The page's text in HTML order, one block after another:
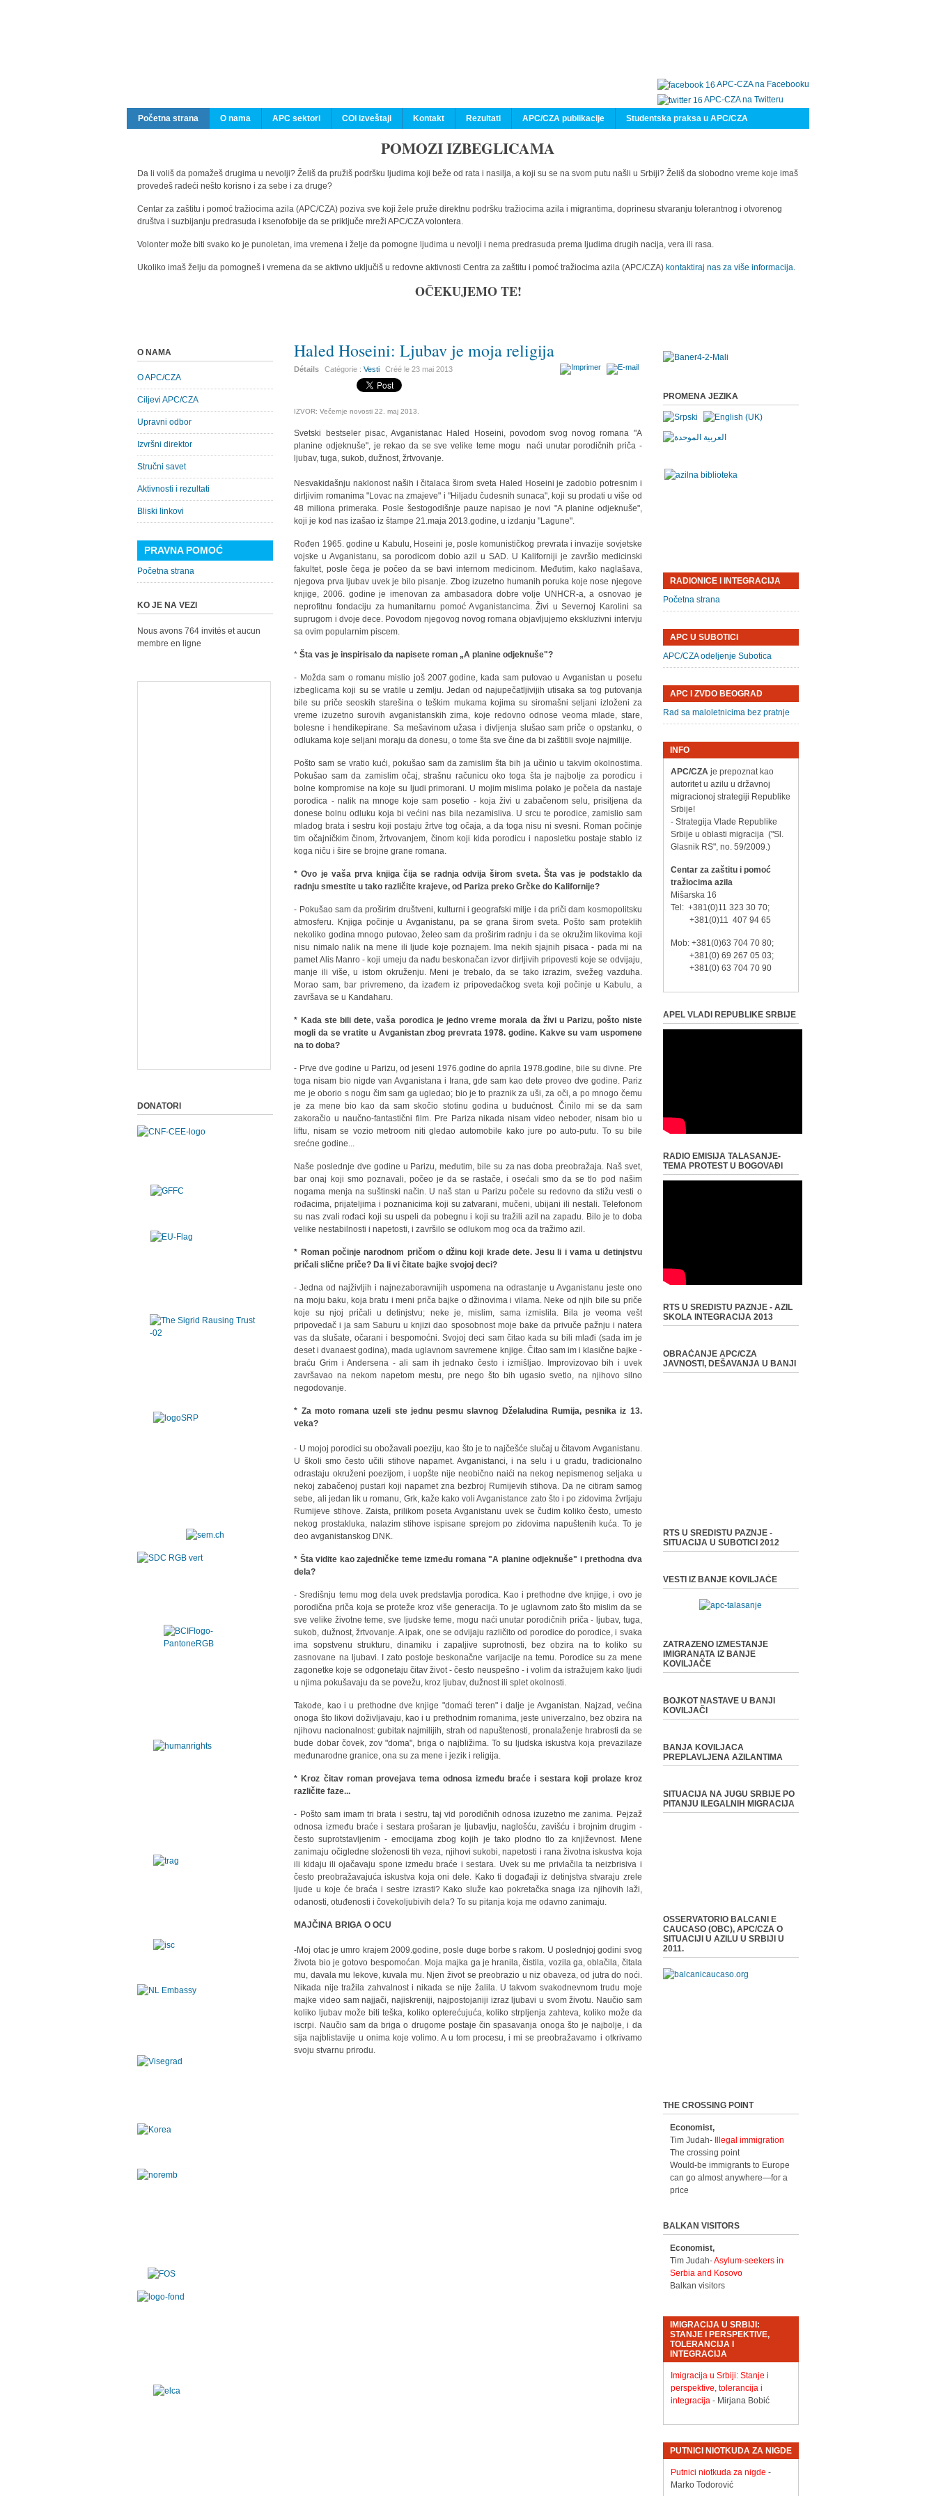
APC-CZA na Facebooku
APC-CZA na Twitteru
Početna strana
O nama APC sektori COI izveštaji Kontakt Rezultati APC/CZA publikacije Studentska praksa u APC/CZA
POMOZI IZBEGLICAMA
Da li voliš da pomažeš drugima u nevolji? Želiš da pružiš podršku ljudima koji beže od rata i nasilja, a koji su se na svom putu našli u Srbiji? Želiš da slobodno vreme koje imaš
provedeš radeći nešto korisno i za sebe i za druge?
Centar za zaštitu i pomoć tražiocima azila (APC/CZA) poziva sve koji žele pruže direktnu podršku tražiocima azila i migrantima, doprinesu stvaranju tolerantnog i otvorenog
društva i suzbijanju predrasuda i ksenofobije da se priključe mreži APC/CZA volontera.
Volonter može biti svako ko je punoletan, ima vremena i želje da pomogne ljudima u nevolji i nema predrasuda prema ljudima drugih nacija, vera ili rasa.
Ukoliko imaš želju da pomogneš i vremena da se aktivno uključiš u redovne aktivnosti Centra za zaštitu i pomoć tražiocima azila (APC/CZA) kontaktiraj nas za više informacija.
OČEKUJEMO TE!
Haled Hoseini: Ljubav je moja religija
Détails Catégorie :Vesti Créé le23 mai 2013
IZVOR: Večernje novosti 22. maj 2013.
Svetski bestseler pisac, Avganistanac Haled Hoseini, povodom svog novog romana "A
planine odjeknuše", je rekao da se sve velike teme mogu naći unutar porodičnih priča -
ljubav, tuga, sukob, dužnost, žrtvovanje.
Nesvakidašnju naklonost naših i čitalaca širom sveta Haled Hoseini je zadobio potresnim i
dirljivim romanima "Lovac na zmajeve" i "Hiljadu čudesnih sunaca", koji su prodati u više od
48 miliona primeraka. Posle šestogodišnje pauze napisao je novi "A planine odjeknuše",
koji je kod nas izašao iz štampe 21.maja 2013.godine, u izdanju "Lagune".
Rođen 1965. godine u Kabulu, Hoseini je, posle komunističkog prevrata i invazije sovjetske
vojske u Avganistanu, sa porodicom dobio azil u SAD. U Kaliforniji je završio medicinski
fakultet, posle čega je počeo da se bavi internom medicinom. Međutim, kako naglašava,
njegova prva ljubav uvek je bilo pisanje. Zbog izuzetno humanih poruka koje nose njegove
knjige, 2006. godine je imenovan za ambasadora dobre volje UNHCR-a, a osnovao je
neprofitnu fondaciju za humanitarnu pomoć Avganistancima. Živi u Severnoj Karolini sa
suprugom i dvoje dece. Povodom njegovog novog romana objavljujemo ekskluzivni intervju
sa ovim popularnim piscem.
*Šta vas je inspirisalo da napisete roman „A planine odjeknuše"?
- Možda sam o romanu mislio još 2007.godine, kada sam putovao u Avganistan u posetu
izbeglicama koji su se vratile u zemlju. Jedan od najupečatljivijih utisaka sa tog putovanja
bile su priče seoskih starešina o teškim mukama kojima su siromašni seljani izloženi za
vreme izuzetno surovih avganistanskih zima, koje redovno odnose veoma mlade, stare,
bolesne i hendikepirane. Sa mešavinom užasa i divljenja slušao sam priče o opstanku, o
odlukama koje seljani moraju da donesu, o tome šta sve čine da bi zaštitili svoje najmilije.
Pošto sam se vratio kući, pokušao sam da zamislim šta bih ja učinio u takvim okolnostima.
Pokušao sam da zamislim očaj, strašnu računicu oko toga šta je najbolje za porodicu i
bolne kompromise na koje su ljudi primorani. U mojim mislima polako je počela da nastaje
porodica - nalik na mnoge koje sam posetio - koja živi u zabačenom selu, prisiljena da
donese bolnu odluku koja bi većini nas bila nezamisliva. U srcu te porodice, zamislio sam
mladog brata i sestru koji postaju žrtve tog očaja, a da toga nisu ni svesni. Roman počinje
tim očajničkim činom, žrtvovanjem, činom koji kida porodicu i naposletku postaje stablo iz
koga niču i šire se brojne grane romana.
* Ovo je vaša prva knjiga čija se radnja odvija širom sveta. Šta vas je podstaklo da
radnju smestite u tako različite krajeve, od Pariza preko Grčke do Kalifornije?
- Pokušao sam da proširim društveni, kulturni i geografski milje i da priči dam kosmopolitsku
atmosferu. Knjiga počinje u Avganistanu, pa se grana širom sveta. Pošto sam proteklih
nekoliko godina mnogo putovao, želeo sam da proširim radnju i da se okružim likovima koji
nisu nimalo nalik na mene ili ljude koje poznajem. Ima nekih sjajnih pisaca - pada mi na
pamet Alis Manro - koji umeju da nađu beskonačan izvor dirljivih pripovesti koje se odvijaju,
manje ili više, u istom okruženju. Meni je trebalo, da se tako izrazim, svežeg vazduha.
Morao sam, bar privremeno, da izađem iz pripovedačkog sveta koji počinje u Kabulu, a
završava se u Kandaharu.
* Kada ste bili dete, vaša porodica je jedno vreme morala da živi u Parizu, pošto niste
mogli da se vratite u Avganistan zbog prevrata 1978. godine. Kakve su vam uspomene
na to doba?
- Prve dve godine u Parizu, od jeseni 1976.godine do aprila 1978.godine, bile su divne. Pre
toga nisam bio nigde van Avganistana i Irana, gde sam kao dete proveo dve godine. Pariz
me je oborio s nogu čim sam ga ugledao; bio je to praznik za uši, za oči, a po mnogo čemu
je za mene bio kao da sam skočio stotinu godina u budućnost. Činilo mi se da sam
zakoračio u naučno-fantastični film. Pre Pariza nikada nisam video neboder, nisam bio u
liftu, nisam se vozio metroom niti gledao automobile kako jure po auto-putu. To su bile
srećne godine...
Naše poslednje dve godine u Parizu, međutim, bile su za nas doba preobražaja. Naš svet,
bar onaj koji smo poznavali, počeo je da se rastače, i osećali smo da se tlo pod našim
nogama menja na suštinski način. U naš stan u Parizu počele su redovno da stižu vesti o
rođacima, prijateljima i poznanicima koji su zatvarani, mučeni, ubijani ili nestali. Telefonom
su nas zvali rođaci koji su uspeli da pobegnu i koji su tražili azil na zapadu. Bilo je to doba
velike nestabilnosti i napetosti, i završilo se odlukom mog oca da tražimo azil.
* Roman počinje narodnom pričom o džinu koji krade dete. Jesu li i vama u detinjstvu
pričali slične priče? Da li vi čitate bajke svojoj deci?
- Jedna od najživljih i najnezaboravnijih uspomena na odrastanje u Avganistanu jeste ono
na moju baku, koja bratu i meni priča bajke o džinovima i vilama. Neke od njih bile su priče
koje su njoj pričali u detinjstvu; neke je, mislim, sama izmislila. Bila je veoma vešt
pripovedač i ja sam Saburu u knjizi dao sposobnost moje bake da privuče pažnju i natera
vas da slušate, očarani i bespomoćni. Svojoj deci sam čitao kada su bili mlađi (sada im je
deset i dvanaest godina), mada uglavnom savremene knjige. Čitao sam im i klasične bajke -
braću Grim i Andersena - ali sam ih jednako često i izmišljao. Improvizovao bih i uvek
završavao na nekom napetom mestu, pre nego što bih ugasio svetlo, na njihovo silno
negodovanje.
* Za moto romana uzeli ste jednu pesmu slavnog Dželaludina Rumija, pesnika iz 13.
veka?
- U mojoj porodici su obožavali poeziju, kao što je to najčešće slučaj u čitavom Avganistanu.
U školi smo često učili stihove napamet. Avganistanci, i na selu i u gradu, tradicionalno
odrastaju okruženi poezijom, i uopšte nije neobično naići na nekog nepismenog seljaka u
nekoj zabačenoj pustari koji napamet zna bezbroj Rumijevih stihova. Da ne citiram samog
sebe, ali jedan lik u romanu, Grk, kaže kako voli Avganistance zato što i po zidovima žvrljaju
Rumijeve stihove. Zaista, prilikom poseta Avganistanu uvek se čudim koliko često, umesto
nekog prostakluka, nalazim stihove ispisane sprejom po zidovima napuštenih kuća. To je
deo avganistanskog DNK.
* Šta vidite kao zajedničke teme između romana "A planine odjeknuše" i prethodna dva
dela?
- Središnju temu mog dela uvek predstavlja porodica. Kao i prethodne dve knjige, i ovo je
porodična priča koja se proteže kroz više generacija. To je uglavnom zato što mislim da se
sve velike životne teme, sve ljudske teme, mogu naći unutar porodičnih priča - ljubav, tuga,
sukob, dužnost, žrtvovanje. A ipak, one se odvijaju različito od porodice do porodice, i svaka
ima sopstvenu strukturu, dinamiku i zapaljive suprotnosti, bez obzira na to koliko su
zasnovane na ljubavi. I zato postoje beskonačne varijacije na temu. Porodice su za mene
zagonetke koje se odgonetaju čitav život - često neuspešno - i volim da istražujem kako ljudi
u njima pokušavaju da se povežu, kroz ljubav, dužnost ili splet okolnosti.
Takođe, kao i u prethodne dve knjige "domaći teren" i dalje je Avganistan. Najzad, većina
onoga što likovi doživljavaju, kao i u prethodnim romanima, jeste univerzalno, bez obzira na
njihovu nacionalnost: gubitak najmilijih, strah od napuštenosti, pronalaženje hrabrosti da se
bude dobar čovek, zov "doma", briga o najbližima. To su ljudska iskustva koja prevazilaze
međunarodne granice, ona su za mene i jezik i religija.
* Kroz čitav roman provejava tema odnosa između braće i sestara koji prolaze kroz
različite faze...
- Pošto sam imam tri brata i sestru, taj vid porodičnih odnosa izuzetno me zanima. Pejzaž
odnosa između braće i sestara prošaran je ljubavlju, naglošću, zavišću i brojnim drugim -
često suprotstavljenim - emocijama zbog kojih je tako plodno tlo za književnost. Mene
zanimaju očigledne složenosti tih veza, njihovi sukobi, napetosti i rana životna iskustva koja
ili kidaju ili ojačavaju spone između braće i sestara. Uvek su me privlačila ta neizbrisiva i
često preobražavajuća iskustva koja oni dele. Kako ti događaji iz detinjstva stvaraju zrele
ljude u koje će braća i sestre izrasti? Kako služe kao pokretačka snaga iza njihovih laži,
odanosti, otuđenosti i čovekoljubivih dela? To su pitanja koja me odavno zanimaju.
MAJČINA BRIGA O OCU
-Moj otac je umro krajem 2009.godine, posle duge borbe s rakom. U poslednjoj godini svog
života bio je gotovo bespomoćan. Moja majka ga je hranila, čistila, vozila ga, oblačila, čitala
mu, davala mu lekove, kuvala mu. Njen život se preobrazio u niz obaveza, od jutra do noći.
Nikada nije tražila zahvalnost i nikada se nije žalila. U takvom svakodnevnom trudu moje
majke video sam najjači, najiskreniji, najpostojaniji izraz ljubavi u svom životu. Naučio sam
koliko ljubav može biti teška, koliko opterećujuća, koliko strpljenja zahteva, koliko može da
iscrpi. Naučio sam da briga o drugome postaje čin spasavanja onoga što je najbolje, i da
sija najblistavije u onima koje volimo. A u tom procesu, i mi se preobražavamo i otkrivamo
svoju stvarnu prirodu.
O NAMA
O APC/CZA
Ciljevi APC/CZA
Upravni odbor
Izvršni direktor
Stručni savet
Aktivnosti i rezultati
Bliski linkovi
PRAVNA POMOĆ
Početna strana
KO JE NA VEZI
Nous avons 764 invités et aucun
membre en ligne
DONATORI
PROMENA JEZIKA
RADIONICE I INTEGRACIJA
Početna strana
APC U SUBOTICI
APC/CZA odeljenje Subotica
APC I ZVDO BEOGRAD
Rad sa maloletnicima bez pratnje
INFO
APC/CZAje prepoznat kao
autoritet u azilu u državnoj
migracionoj strategiji Republike
Srbije!
- Strategija Vlade Republike
Srbije u oblasti migracija ("Sl.
Glasnik RS", no. 59/2009.)
Centar za zaštitu i pomoć
tražiocima azila
Mišarska 16
Tel: +381(0)11 323 30 70;
+381(0)11 407 94 65
Mob: +381(0)63 704 70 80;
+381(0) 69 267 05 03;
+381(0) 63 704 70 90
APEL VLADI REPUBLIKE SRBIJE
RADIO EMISIJA TALASANJE-
TEMA PROTEST U BOGOVAĐI
RTS U SREDISTU PAZNJE - AZIL
SKOLA INTEGRACIJA 2013
OBRAĆANJE APC/CZA
JAVNOSTI, DEŠAVANJA U BANJI
RTS U SREDISTU PAZNJE -
SITUACIJA U SUBOTICI 2012
VESTI IZ BANJE KOVILJAČE
ZATRAZENO IZMESTANJE
IMIGRANATA IZ BANJE
KOVILJAČE
BOJKOT NASTAVE U BANJI
KOVILJAČI
BANJA KOVILJACA
PREPLAVLJENA AZILANTIMA
SITUACIJA NA JUGU SRBIJE PO
PITANJU ILEGALNIH MIGRACIJA
OSSERVATORIO BALCANI E
CAUCASO (OBC), APC/CZA O
SITUACIJI U AZILU U SRBIJI U
2011.
THE CROSSING POINT
Economist,
Tim Judah-
Illegal immigration
The crossing point
Would-be immigrants to Europe
can go almost anywhere—for a
price
BALKAN VISITORS
Economist,
Tim Judah-Asylum-seekers in
Serbia and Kosovo
Balkan visitors
IMIGRACIJA U SRBIJI:
STANJE I PERSPEKTIVE,
TOLERANCIJA I
INTEGRACIJA
Imigracija u Srbiji: Stanje i
perspektive, tolerancija i
integracija- Mirjana Bobić
PUTNICI NIOTKUDA ZA NIGDE
Putnici niotkuda za nigde -
Marko Todorović